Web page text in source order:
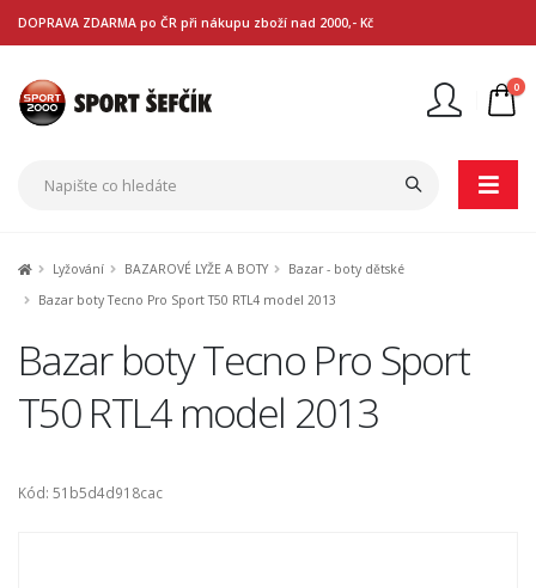
DOPRAVA ZDARMA po ČR při nákupu zboží nad 2000,- Kč
0
Lyžování BAZAROVÉ LYŽE A BOTY
Bazar - boty dětské
Bazar boty Tecno Pro Sport T50 RTL4 model 2013
Bazar boty Tecno Pro Sport
T50 RTL4 model 2013
Kód: 51b5d4d918cac